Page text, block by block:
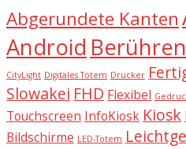
Abgerundete Kanten
Android
CityLight Digitales Totem Drucker
Slowakei FHD Flexibel
Touchscreen InfoKiosk Kiosk
Bildschirme LED-Totem